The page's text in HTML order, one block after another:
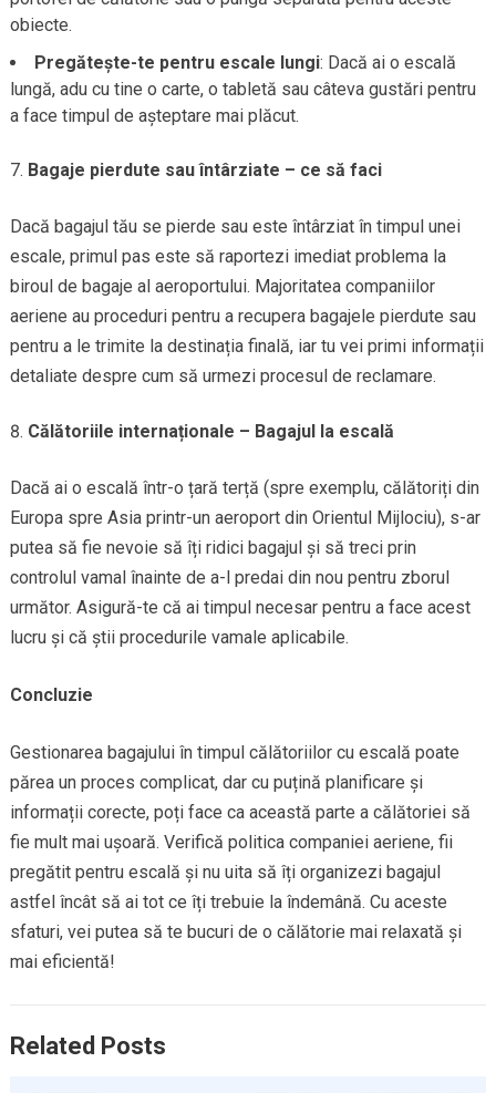
obiecte.
Pregătește-te pentru escale lungi: Dacă ai o escală
lungă, adu cu tine o carte, o tabletă sau câteva gustări pentru
a face timpul de așteptare mai plăcut.
Bagaje pierdute sau întârziate – ce să faci
Dacă bagajul tău se pierde sau este întârziat în timpul unei
escale, primul pas este să raportezi imediat problema la
biroul de bagaje al aeroportului. Majoritatea companiilor
aeriene au proceduri pentru a recupera bagajele pierdute sau
pentru a le trimite la destinația finală, iar tu vei primi informații
detaliate despre cum să urmezi procesul de reclamare.
Călătoriile internaționale – Bagajul la escală
Dacă ai o escală într-o țară terță (spre exemplu, călătoriți din
Europa spre Asia printr-un aeroport din Orientul Mijlociu), s-ar
putea să fie nevoie să îți ridici bagajul și să treci prin
controlul vamal înainte de a-l predai din nou pentru zborul
următor. Asigură-te că ai timpul necesar pentru a face acest
lucru și că știi procedurile vamale aplicabile.
Concluzie
Gestionarea bagajului în timpul călătoriilor cu escală poate
părea un proces complicat, dar cu puțină planificare și
informații corecte, poți face ca această parte a călătoriei să
fie mult mai ușoară. Verifică politica companiei aeriene, fii
pregătit pentru escală și nu uita să îți organizezi bagajul
astfel încât să ai tot ce îți trebuie la îndemână. Cu aceste
sfaturi, vei putea să te bucuri de o călătorie mai relaxată și
mai eficientă!
Related Posts